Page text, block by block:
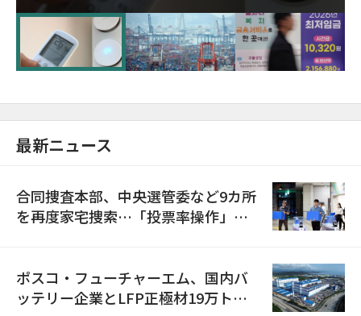
に需給対応体制を点検
最新ニュース
合同捜査本部、中央選管委など9カ所
を再度家宅捜索…「投票率操作」の
ポスコ・フューチャーエム、国内バ
ッテリー企業とLFP正極材19万トン